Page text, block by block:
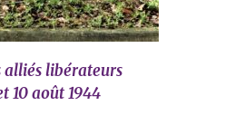
alliés libérateurs
10 août 1944